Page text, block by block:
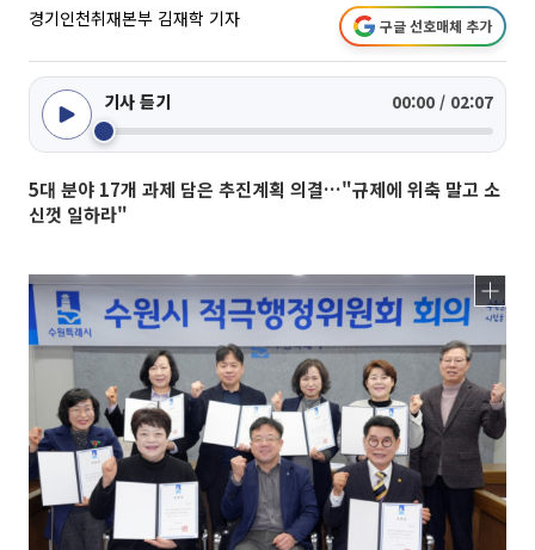
경기인천취재본부 김재학 기자 구글 선호매체 추가
기사 듣기 00:00 / 02:07
5대 분야 17개 과제 담은 추진계획 의결…"규제에 위축 말고 소
신껏 일하라"